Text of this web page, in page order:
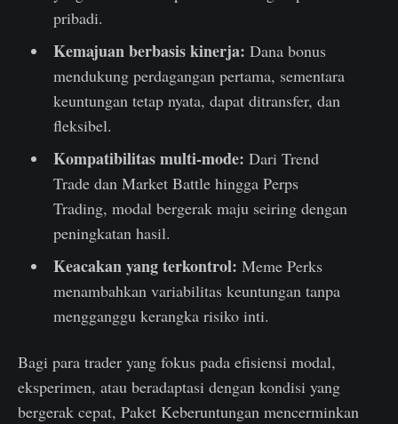
pribadi.
Kemajuan berbasis kinerja: Dana bonus
mendukung perdagangan pertama, sementara
keuntungan tetap nyata, dapat ditransfer, dan
fleksibel.
Kompatibilitas multi-mode: Dari Trend
Trade dan Market Battle hingga Perps
Trading, modal bergerak maju seiring dengan
peningkatan hasil.
Keacakan yang terkontrol: Meme Perks
menambahkan variabilitas keuntungan tanpa
mengganggu kerangka risiko inti.
Bagi para trader yang fokus pada efisiensi modal,
eksperimen, atau beradaptasi dengan kondisi yang
bergerak cepat, Paket Keberuntungan mencerminkan